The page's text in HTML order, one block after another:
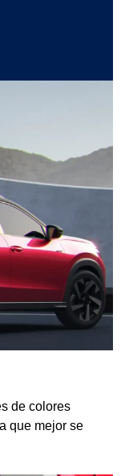
de colores
que mejor se